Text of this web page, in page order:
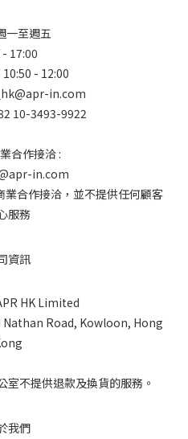
一至週五
17:00
- 12:00
in.com
10-3493-9922
合作接洽 :
in.com
合作接洽，並不提供任何顧客
服務
資訊
HK Limited
Nathan Road, Kowloon, Hong
室不提供退款及換貨的服務。
我們